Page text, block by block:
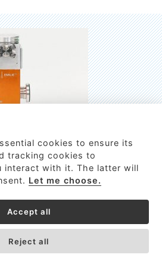
(NEMS) FTIR analyzátor
cookies to ensure its
tracking cookies to
interact with it. The latter will
Let me choose.
Accept all
Reject all